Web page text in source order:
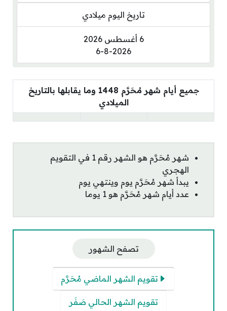
تاريخ اليوم ميلادي
6 أغسطس 2026
6-8-2026
جميع أيام شهر مُحَرَّم 1448 وما يقابلها بالتاريخ
الميلادي
شهر مُحَرَّم هو الشهر رقم 1 في التقويم
الهجري
يبدأ شهر مُحَرَّم يوم وينتهي يوم
عدد أيام شهر مُحَرَّم هو 1 يوما
تصفح الشهور
تقويم الشهر الماضي مُحَرَّم
تقويم الشهر الحالي صَفَر